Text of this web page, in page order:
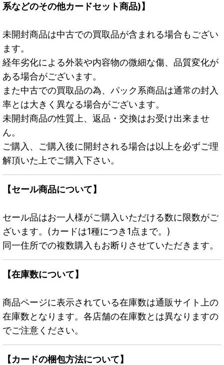
系などのその他カードセット商品)】
未開封商品は中古での買取品が含まれる場合もござい
ます。
経年劣化による外装や内容物の微細な傷、品質変化が
ある場合がございます。
また中古での買取品の為、パック系商品は通常の封入
率とは大きく異なる場合がございます。
未開封商品の性質上、返品・交換はお受け出来ませ
ん。
ご購入、ご購入後に開封される場合は以上を必ずご理
解頂いた上でご購入下さい。
【セール商品について】
セール品はお一人様がご購入いただける数に限数がご
ざいます。(カードは1種につき1点まで。)
同一住所での複数購入もお断りさせていただきます。
【在庫数について】
商品ページに表示されている在庫数は通販サイト上の
在庫数となります。各店舗の在庫数とは異なりますの
でご注意ください。
【カードの梱包方法について】